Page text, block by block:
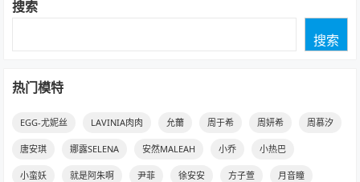
搜索
搜索
热门模特
EGG-尤妮丝 LAVINIA肉肉 允薾 周于希 周妍希 周慕汐
唐安琪 娜露SELENA 安然MALEAH 小乔 小热巴
小蛮妖 就是阿朱啊 尹菲 徐安安 方子萱 月音瞳